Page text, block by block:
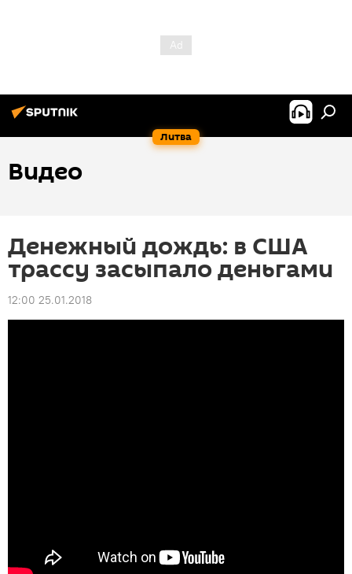
Литва
Видео
Денежный дождь: в США
трассу засыпало деньгами
12:00 25.01.2018